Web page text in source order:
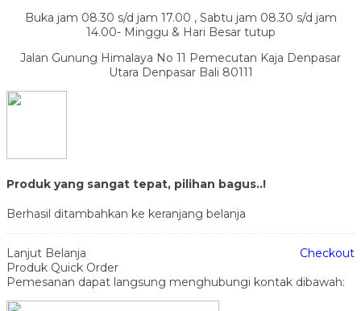
Buka jam 08.30 s/d jam 17.00 , Sabtu jam 08.30 s/d jam
14.00- Minggu & Hari Besar tutup
Jalan Gunung Himalaya No 11 Pemecutan Kaja Denpasar
Utara Denpasar Bali 80111
Produk yang sangat tepat, pilihan bagus..!
Berhasil ditambahkan ke keranjang belanja
Lanjut Belanja
Checkout
Produk Quick Order
Pemesanan dapat langsung menghubungi kontak dibawah: